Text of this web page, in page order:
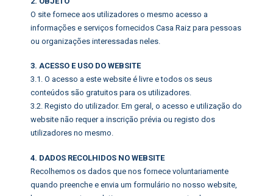
O site fornece aos utilizadores o mesmo acesso a
informações e serviços fornecidos Casa Raiz para pessoas
ou organizações interessadas neles.
3. ACESSO E USO DO WEBSITE
3.1. O acesso a este website é livre e todos os seus
conteúdos são gratuitos para os utilizadores.
3.2. Registo do utilizador. Em geral, o acesso e utilização do
website não requer a inscrição prévia ou registo dos
utilizadores no mesmo.
4. DADOS RECOLHIDOS NO WEBSITE
Recolhemos os dados que nos fornece voluntariamente
quando preenche e envia um formulário no nosso website,